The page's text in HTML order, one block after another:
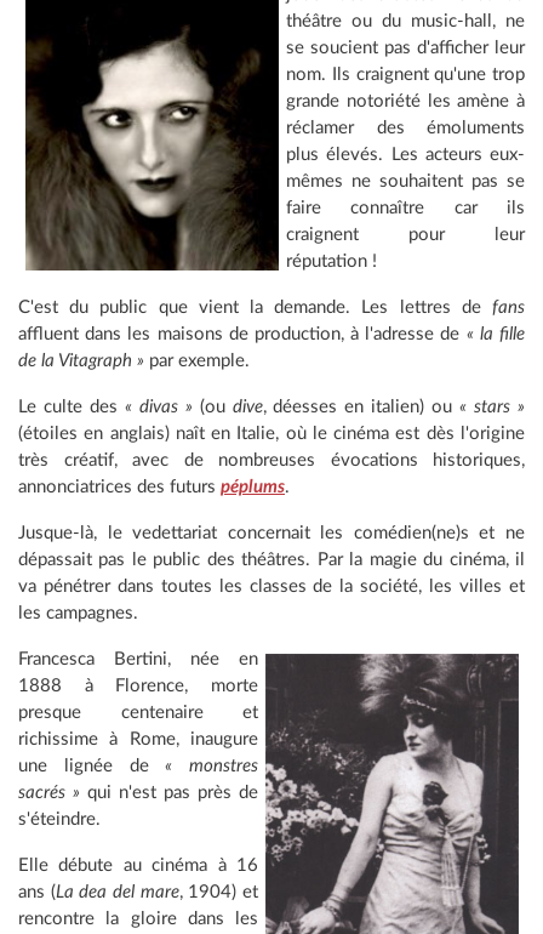
théâtre ou du music-hall, ne
se soucient pas d'afficher leur
nom. Ils craignent qu'une trop
grande notoriété les amène à
réclamer des émoluments
plus élevés. Les acteurs eux-
mêmes ne souhaitent pas se
faire connaître car ils
craignent pour leur
réputation !
C'est du public que vient la demande. Les lettres de fans
affluent dans les maisons de production, à l'adresse de « la fille
de la Vitagraph » par exemple.
Le culte des « divas » (ou dive, déesses en italien) ou« stars »
(étoiles en anglais) naît en Italie, où le cinéma est dès l'origine
très créatif, avec de nombreuses évocations historiques,
annonciatrices des futurs péplums.
Jusque-là, le vedettariat concernait les comédien(ne)s et ne
dépassait pas le public des théâtres. Par la magie du cinéma, il
va pénétrer dans toutes les classes de la société, les villes et
les campagnes.
Francesca Bertini, née en
1888 à Florence, morte
presque centenaire et
richissime à Rome, inaugure
une lignée de« monstres
sacrés » qui n'est pas près de
s'éteindre.
Elle débute au cinéma à 16
ans (La dea del mare, 1904) et
rencontre la gloire dans les